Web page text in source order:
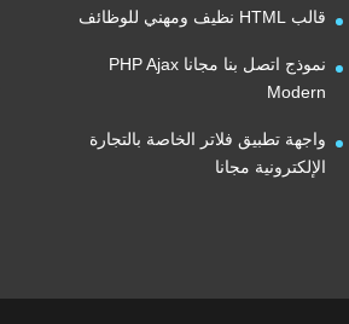
قالب HTML نظيف ومهني للوظائف
نموذج اتصل بنا مجانا PHP Ajax
Modern
واجهة تطبيق فلاتر الخاصة بالتجارة
الإلكترونية مجانا